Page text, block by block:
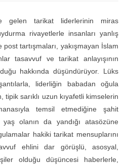
gelen tarikat liderlerinin miras
rivayetlerle insanları yanlış
tartışmaları, yakışmayan İslam
tasavvuf ve tarikat anlayışının
hakkında düşündürüyor. Lüks
liderliğin babadan oğula
tipik sarıklı uzun kıyafetli kimselerin
temsil etmediğine şahit
olanın da yandığı atasözüne
hakiki tarikat mensuplarını
ehlini dar görüşlü, asosyal,
olduğu düşüncesi haberlerle,